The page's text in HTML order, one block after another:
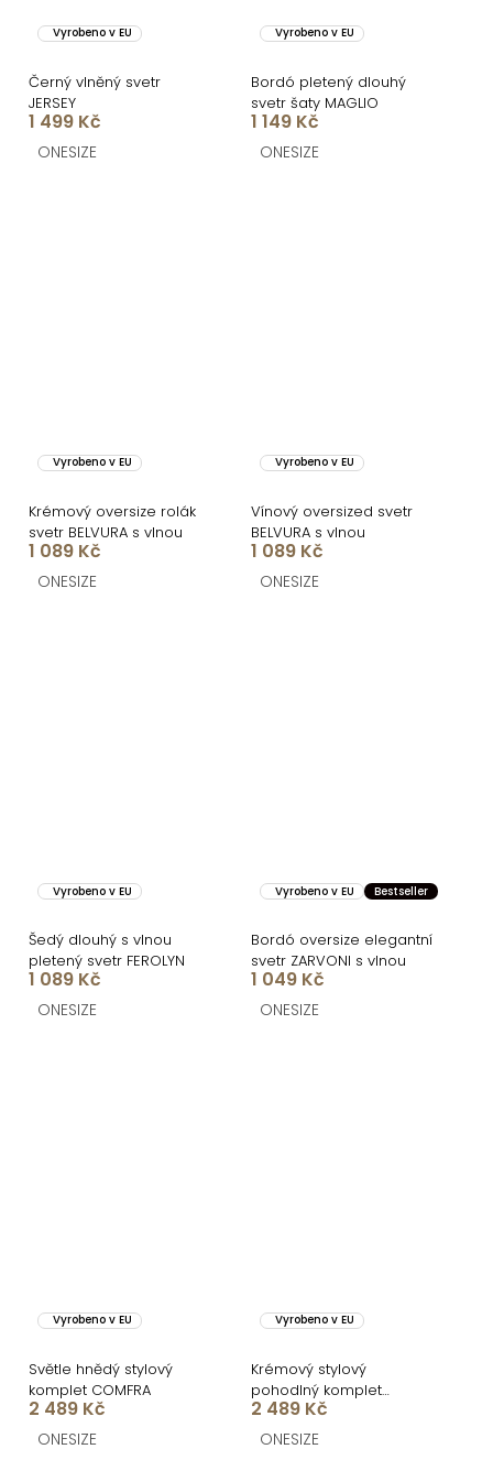
Vyrobeno v EU
Černý vlněný svetr
JERSEY
1 499 Kč
ONESIZE
Vyrobeno v EU
Bordó pletený dlouhý
svetr šaty MAGLIO
1 149 Kč
ONESIZE
Vyrobeno v EU
Krémový oversize rolák
svetr BELVURA s vlnou
1 089 Kč
ONESIZE
Vyrobeno v EU
Vínový oversized svetr
BELVURA s vlnou
1 089 Kč
ONESIZE
Vyrobeno v EU
Šedý dlouhý s vlnou
pletený svetr FEROLYN
1 089 Kč
ONESIZE
Vyrobeno v EU Bestseller
Bordó oversize elegantní
svetr ZARVONI s vlnou
1 049 Kč
ONESIZE
Vyrobeno v EU
Světle hnědý stylový
komplet COMFRA
2 489 Kč
ONESIZE
Vyrobeno v EU
Krémový stylový
pohodlný komplet
COMFRA
2 489 Kč
ONESIZE